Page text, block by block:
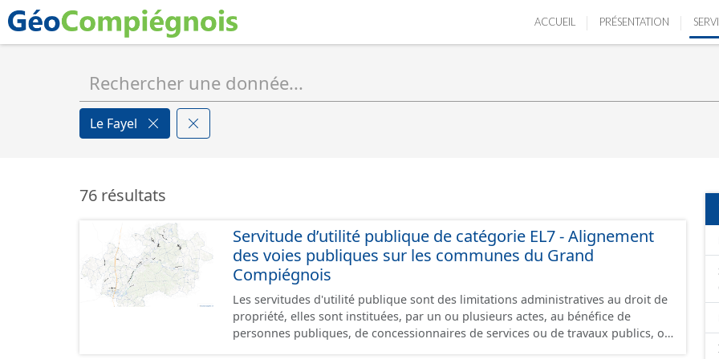
ACCUEIL PRÉSENTATION
Le Fayel
76 résultats
Servitude d’utilité publique de catégorie EL7 - Alignement
des voies publiques sur les communes du Grand
Compiégnois
Les servitudes d'utilité publique sont des limitations administratives au droit de
propriété, elles sont instituées, par un ou plusieurs actes, au bénéfice de
personnes publiques, de concessionnaires de services ou de travaux publics, ou